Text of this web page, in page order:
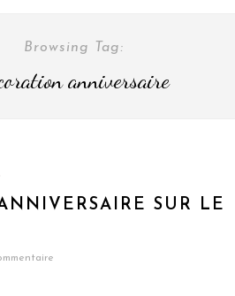
Browsing Tag:
anniversaire
SUR LE